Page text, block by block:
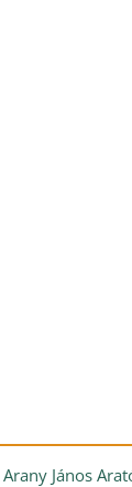
Arany János